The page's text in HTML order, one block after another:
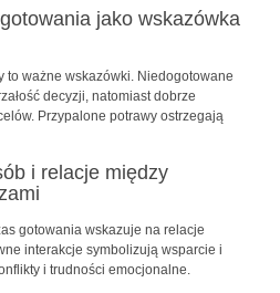
jako wskazówka
to ważne wskazówki. Niedogotowane
decyzji, natomiast dobrze
Przypalone potrawy ostrzegają
i relacje między
gotowania wskazuje na relacje
interakcje symbolizują wsparcie i
i trudności emocjonalne.